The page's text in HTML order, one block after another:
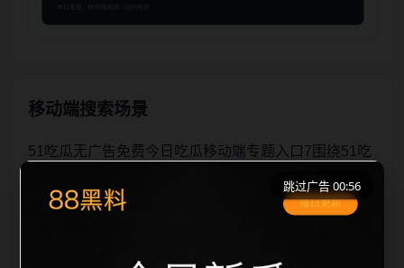
移动端搜索场景
51吃瓜无广告免费今日吃瓜移动端专题入口7围绕51吃
惯整理标题、描述、图片和站内推荐。用户进入页面
跳过广告 00:56